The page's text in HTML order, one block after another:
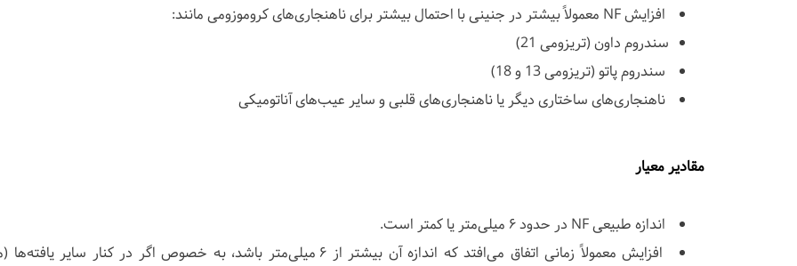
افزایش NF معمولاً بیشتر در جنینی با احتمال بیشتر برای ناهنجاری‌های کروموزومی مانند:
سندروم داون (تریزومی 21)
سندروم پاتو (تریزومی 13 و 18)
ناهنجاری‌های ساختاری دیگر یا ناهنجاری‌های قلبی و سایر عیب‌های آناتومیکی
مقادیر معیار
اندازه طبیعی NF در حدود ۶ میلی‌متر یا کمتر است.
افزایش معمولاً زمانی اتفاق می‌افتد که اندازه آن بیشتر از ۶ میلی‌متر باشد، به خصوص اگر در کنار سایر